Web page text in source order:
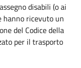
disabili (o ai
hanno ricevuto un
del Codice della
per il trasporto